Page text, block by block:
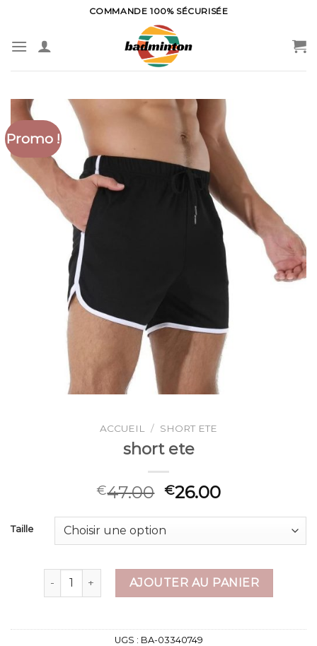
content
COMMANDE 100% SÉCURISÉE
Promo !
ACCUEIL / SHORT ETE
short ete
€47.00 €26.00
Taille
quantité de short eteAJOUTER AU PANIER
UGS : BA-03340749